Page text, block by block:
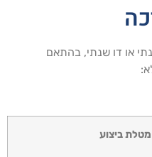
דו שנתי, בהתאם
ביצוע